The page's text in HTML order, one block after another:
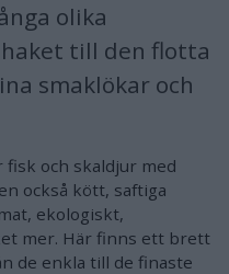
olika
till den flotta
smaklökar och
och skaldjur med
också kött, saftiga
ekologiskt,
mer. Här finns ett brett
de enkla till de finaste